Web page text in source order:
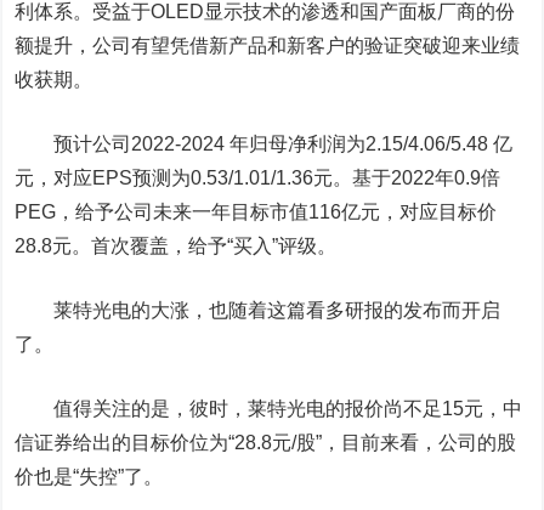
利体系。受益于OLED显示技术的渗透和国产面板厂商的份
额提升，公司有望凭借新产品和新客户的验证突破迎来业绩
收获期。
预计公司2022-2024 年归母净利润为2.15/4.06/5.48 亿
元，对应EPS预测为0.53/1.01/1.36元。基于2022年0.9倍
PEG，给予公司未来一年目标市值116亿元，对应目标价
28.8元。首次覆盖，给予“买入”评级。
莱特光电的大涨，也随着这篇看多研报的发布而开启
了。
值得关注的是，彼时，莱特光电的报价尚不足15元，中
信证券给出的目标价位为“28.8元/股”，目前来看，公司的股
价也是“失控”了。